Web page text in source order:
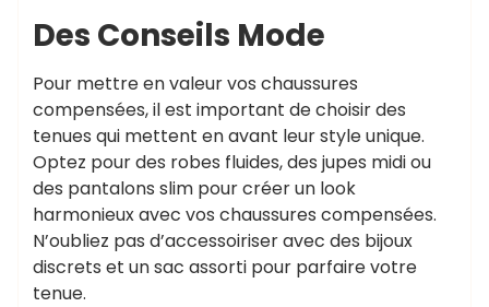
Des Conseils Mode
Pour mettre en valeur vos chaussures
compensées, il est important de choisir des
tenues qui mettent en avant leur style unique.
Optez pour des robes fluides, des jupes midi ou
des pantalons slim pour créer un look
harmonieux avec vos chaussures compensées.
N’oubliez pas d’accessoiriser avec des bijoux
discrets et un sac assorti pour parfaire votre
tenue.